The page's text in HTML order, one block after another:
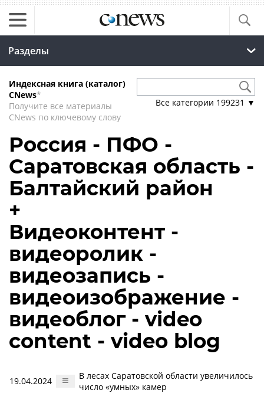
Разделы
Индексная книга (каталог)
CNews*
Получите все материалы
CNews по ключевому слову
Все категории 199231 ▼
Россия - ПФО -
Саратовская область -
Балтайский район
+
Видеоконтент -
видеоролик -
видеозапись -
видеоизображение -
видеоблог - video
content - video blog
19.04.2024
В лесах Саратовской области увеличилось
число «умных» камер